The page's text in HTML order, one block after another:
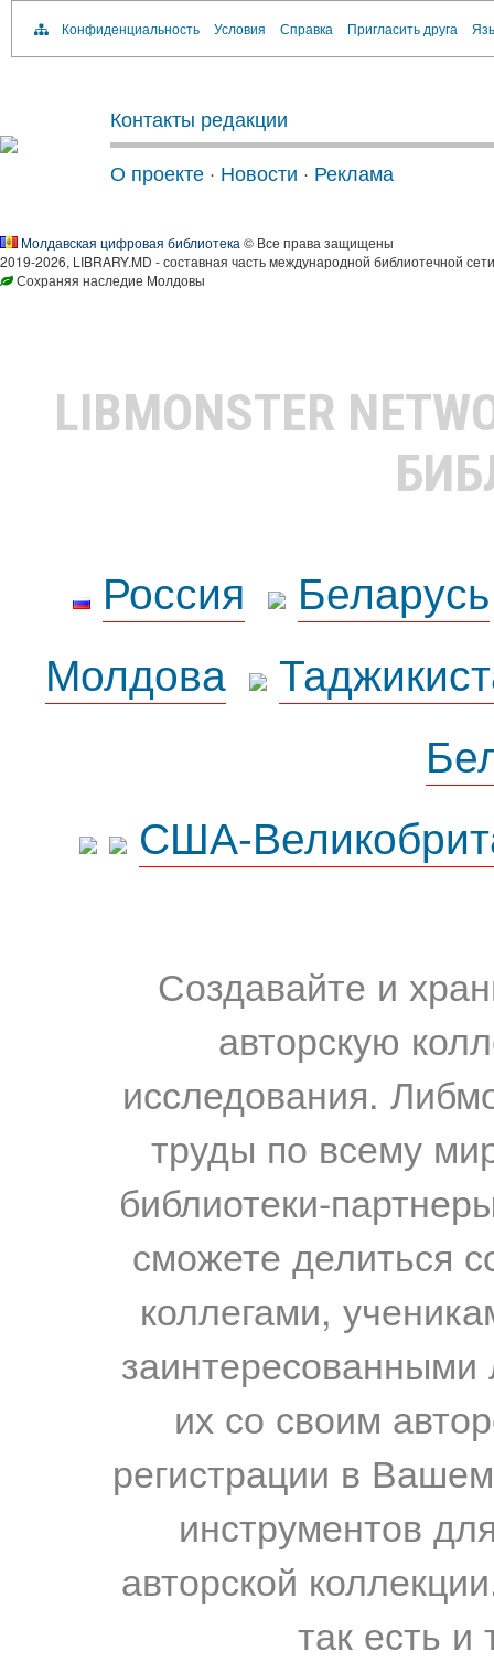
Конфиденциальность Условия Справка Пригласить друга
Контакты редакции
О проекте · Новости · Реклама
Молдавская цифровая библиотека © Все права защищены
2019-2026, LIBRARY.MD - составная часть международной библиотечной
Сохраняя наследие Молдовы
LIBMONSTER
Россия
Беларусь
Молдова
США-
Создавайте и
авторскую
исследования.
труды по всему
библиотеки-
сможете делиться
коллегами,
их со своим
регистрации в
инструментов
авторской
так есть и